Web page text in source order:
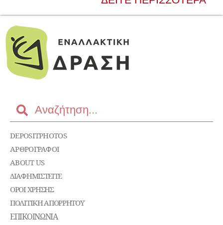
DEPOSITPHOTOS
ΑΡΘΡΟΓΡΑΦΟΙ
ABOUT US
ΔΙΑΦΗΜΙΣΤΕΊΤΕ
ΌΡΟΙ ΧΡΉΣΗΣ
ΠΟΛΙΤΙΚΉ ΑΠΟΡΡΉΤΟΥ
ΕΠΙΚΟΙΝΩΝΊΑ